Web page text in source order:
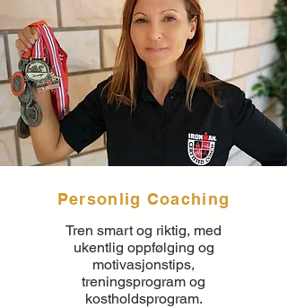
Personlig Coaching
Tren smart og riktig, med
ukentlig oppfølging og
motivasjonstips,
treningsprogram og
kostholdsprogram.